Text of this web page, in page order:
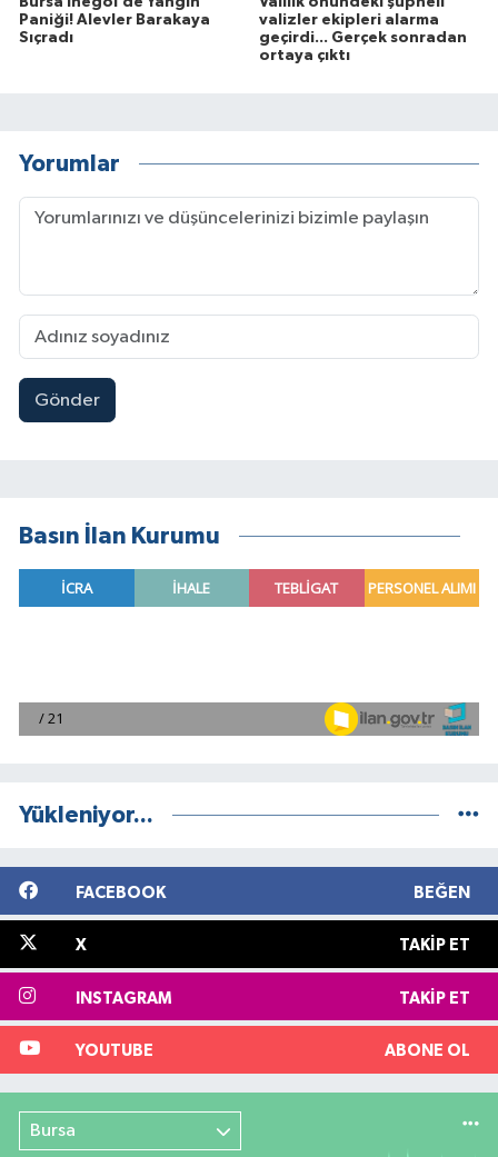
Paniği! Alevler Barakaya
Sıçradı
valizler ekipleri alarma
geçirdi... Gerçek sonradan
ortaya çıktı
Yorumlar
Gönder
Basın İlan Kurumu
Yükleniyor...
FACEBOOK BEĞEN
X TAKIP ET
INSTAGRAM TAKIP ET
YOUTUBE ABONE OL
Bursa